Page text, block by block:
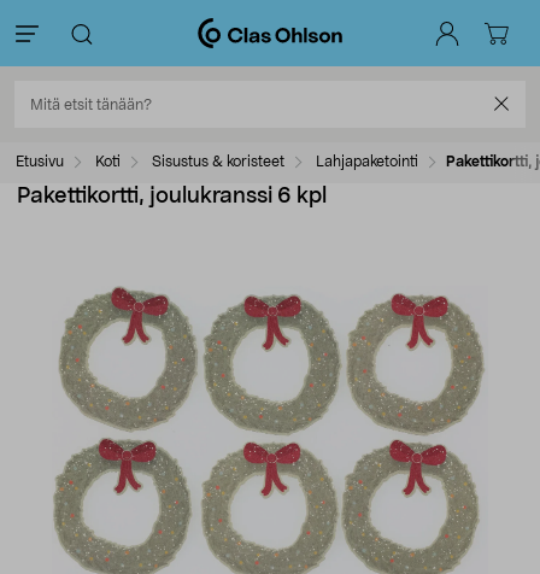
Etusivu Koti Sisustus & koristeet Lahjapaketointi Pakettikortti,
Pakettikortti, joulukranssi 6 kpl